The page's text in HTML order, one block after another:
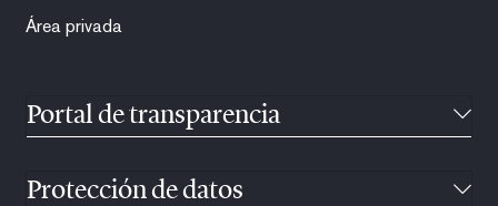
Área privada
Portal de transparencia
Protección de datos